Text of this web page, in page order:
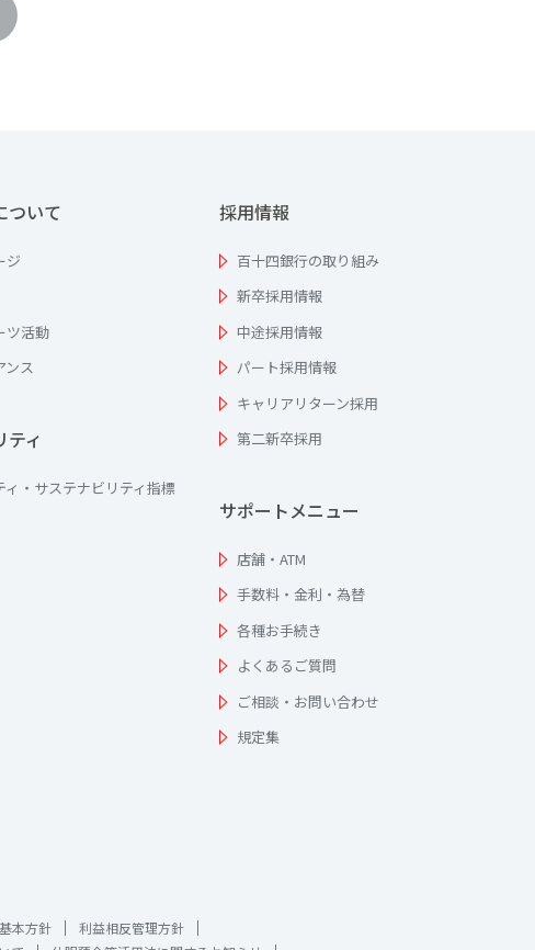
ついて
ジ
ツ活動
ンス
ティ
ィ・サステナビリティ指標
採用情報
百十四銀行の取り組み
新卒採用情報
中途採用情報
パート採用情報
キャリアリターン採用
第二新卒採用
サポートメニュー
店舗・ATM
手数料・金利・為替
各種お手続き
よくあるご質問
ご相談・お問い合わせ
規定集
本方針
利益相反管理方針